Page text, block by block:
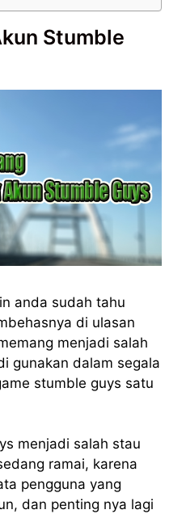
Stumble
anda sudah tahu
di ulasan
menjadi salah
gunakan dalam segala
stumble guys satu
menjadi salah stau
ramai, karena
pengguna yang
dan penting nya lagi